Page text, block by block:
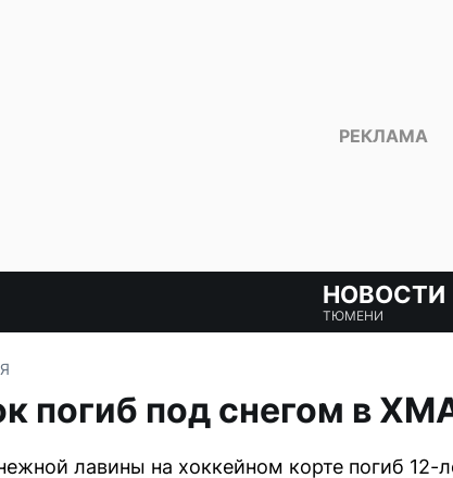
НОВОСТИ
ТЮМЕНИ
погиб под снегом в
лавины на хоккейном корте погиб 12-